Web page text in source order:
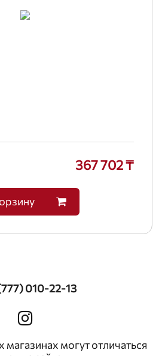
367 702 ₸
010-22-13
могут отличаться